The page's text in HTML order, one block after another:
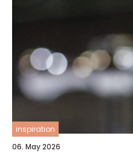
inspiration
06. May 2026